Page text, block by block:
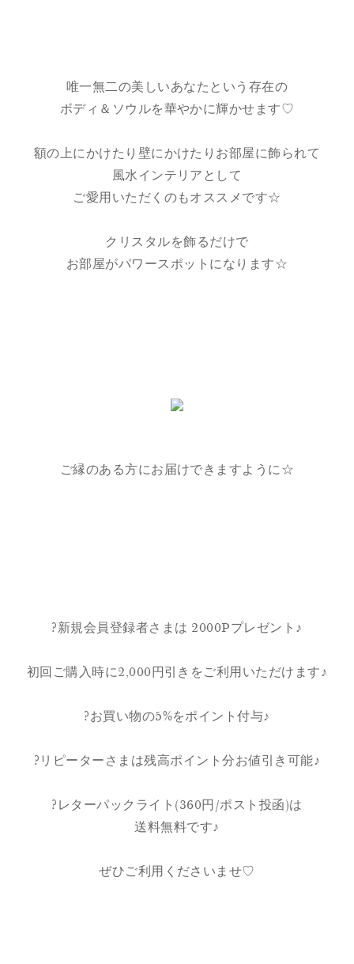
唯一無二の美しいあなたという存在の
ボディ＆ソウルを華やかに輝かせます♡
額の上にかけたり壁にかけたりお部屋に飾られて
風水インテリアとして
ご愛用いただくのもオススメです☆
クリスタルを飾るだけで
お部屋がパワースポットになります☆
ご縁のある方にお届けできますように☆
?新規会員登録者さまは 2000Pプレゼント♪
初回ご購入時に2,000円引きをご利用いただけます♪
?お買い物の5%をポイント付与♪
?リピーターさまは残高ポイント分お値引き可能♪
?レターパックライト(360円/ポスト投函)は
送料無料です♪
ぜひご利用くださいませ♡